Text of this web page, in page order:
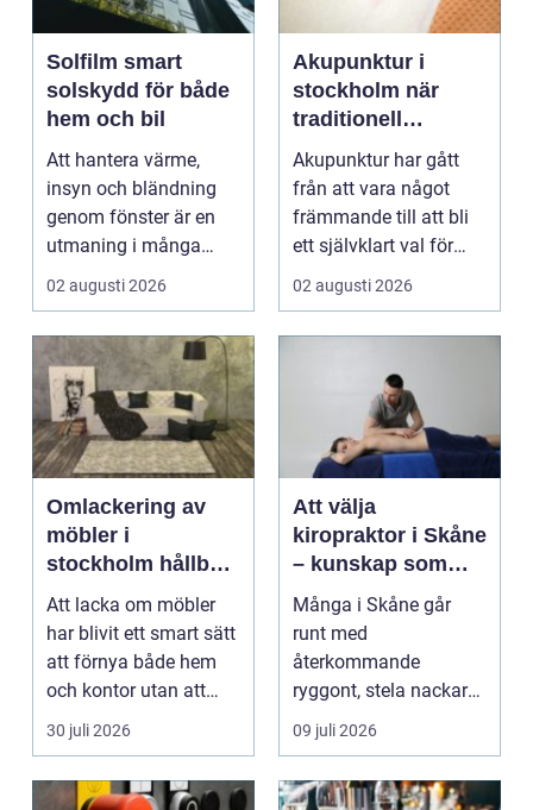
Solfilm smart
solskydd för både
hem och bil
Att hantera värme,
insyn och bländning
genom fönster är en
utmaning i många
svenska hem, kontor
och ...
02 augusti 2026
Akupunktur i
stockholm när
traditionell
kinesisk medicin
möter modern
vardag
Akupunktur har gått
från att vara något
främmande till att bli
ett självklart val för
många som söke...
02 augusti 2026
Omlackering av
möbler i
stockholm hållbar
förvandling av
hem och kontor
Att lacka om möbler
har blivit ett smart sätt
att förnya både hem
och kontor utan att
köpa nytt. Mån...
30 juli 2026
Att välja
kiropraktor i Skåne
– kunskap som
hjälper dig att ta
rätt beslut
Många i Skåne går
runt med
återkommande
ryggont, stela nackar
eller diffusa ...
09 juli 2026